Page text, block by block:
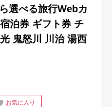
選べる旅行Webカ
泊券 ギフト券 チ
鬼怒川 川治 湯西
お気に入り